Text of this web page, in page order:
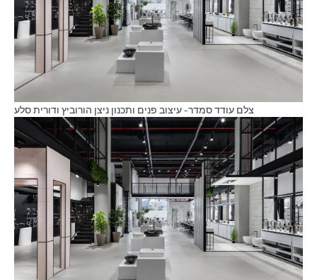
צלם עודד סמדר- עיצוב פנים ותכנון ניצן הורוביץ ודורית סלע